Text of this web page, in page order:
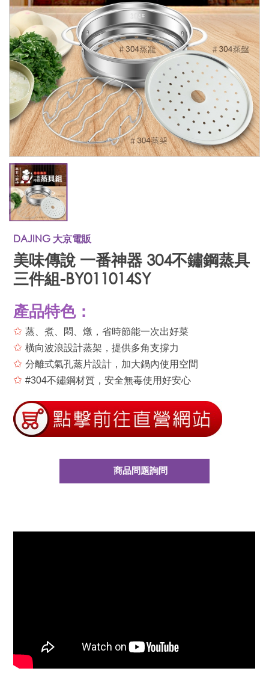
DAJING 大京電販
美味傳說 一番神器 304不鏽鋼蒸具
三件組-BY011014SY
產品特色：
✩蒸、煮、悶、燉，省時節能一次出好菜
✩橫向波浪設計蒸架，提供多角支撐力
✩分離式氣孔蒸片設計，加大鍋內使用空間
✩#304不鏽鋼材質，安全無毒使用好安心
商品問題詢問